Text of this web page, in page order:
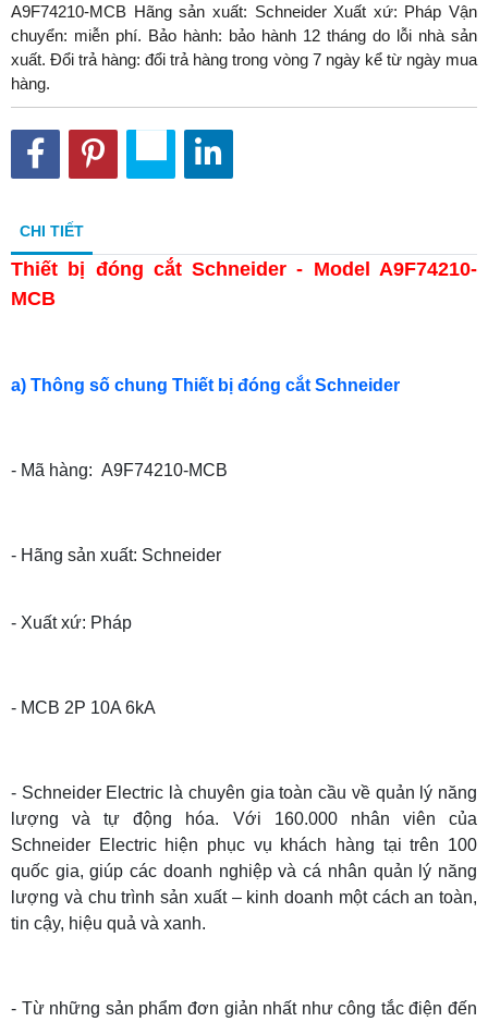
A9F74210-MCB Hãng sản xuất: Schneider Xuất xứ: Pháp Vận
chuyển: miễn phí. Bảo hành: bảo hành 12 tháng do lỗi nhà sản
xuất. Đổi trả hàng: đổi trả hàng trong vòng 7 ngày kể từ ngày mua
hàng.
CHI TIẾT
Thiết bị đóng cắt Schneider - Model A9F74210-
MCB
a) Thông số chung Thiết bị đóng cắt Schneider
- Mã hàng: A9F74210-MCB
- Hãng sản xuất: Schneider
- Xuất xứ: Pháp
- MCB 2P 10A 6kA
- Schneider Electric là chuyên gia toàn cầu về quản lý năng
lượng và tự động hóa. Với 160.000 nhân viên của
Schneider Electric hiện phục vụ khách hàng tại trên 100
quốc gia, giúp các doanh nghiệp và cá nhân quản lý năng
lượng và chu trình sản xuất – kinh doanh một cách an toàn,
tin cậy, hiệu quả và xanh.
- Từ những sản phẩm đơn giản nhất như công tắc điện đến